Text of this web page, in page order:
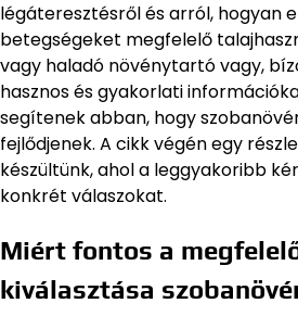
légáteresztésről és arról, hogyan
betegségeket megfelelő
vagy haladó növénytartó vagy,
hasznos és gyakorlati
segítenek abban, hogy
fejlődjenek. A cikk végén egy
készültünk, ahol a leggyakoribb
konkrét válaszokat.
Miért fontos a
kiválasztása